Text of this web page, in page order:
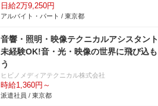
日給2万9,250円
アルバイト・パート / 東京都
音響・照明・映像テクニカルアシスタント
未経験OK!音・光・映像の世界に飛び込も
う
ヒビノメディアテクニカル株式会社
時給1,360円～
派遣社員 / 東京都